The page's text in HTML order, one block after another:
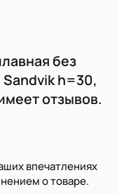
без
Sandvik h=30,
отзывов.
впечатлениях
о товаре.